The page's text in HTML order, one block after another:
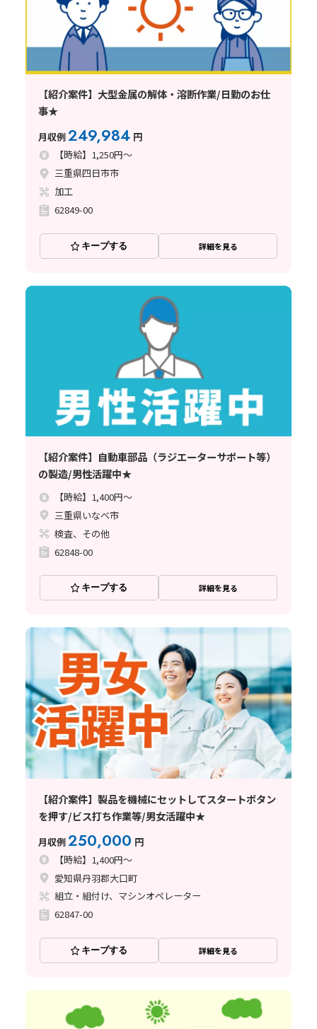
【紹介案件】大型金属の解体・溶断作業/日勤のお仕
事★
月収例249,984 円
【時給】1,250円～
三重県四日市市
加工
62849-00
キープする 詳細を見る
【紹介案件】自動車部品（ラジエーターサポート等）
の製造/男性活躍中★
【時給】1,400円～
三重県いなべ市
検査、その他
62848-00
キープする 詳細を見る
【紹介案件】製品を機械にセットしてスタートボタン
を押す/ビス打ち作業等/男女活躍中★
月収例250,000 円
【時給】1,400円～
愛知県丹羽郡大口町
組立・組付け、マシンオペレーター
62847-00
キープする 詳細を見る